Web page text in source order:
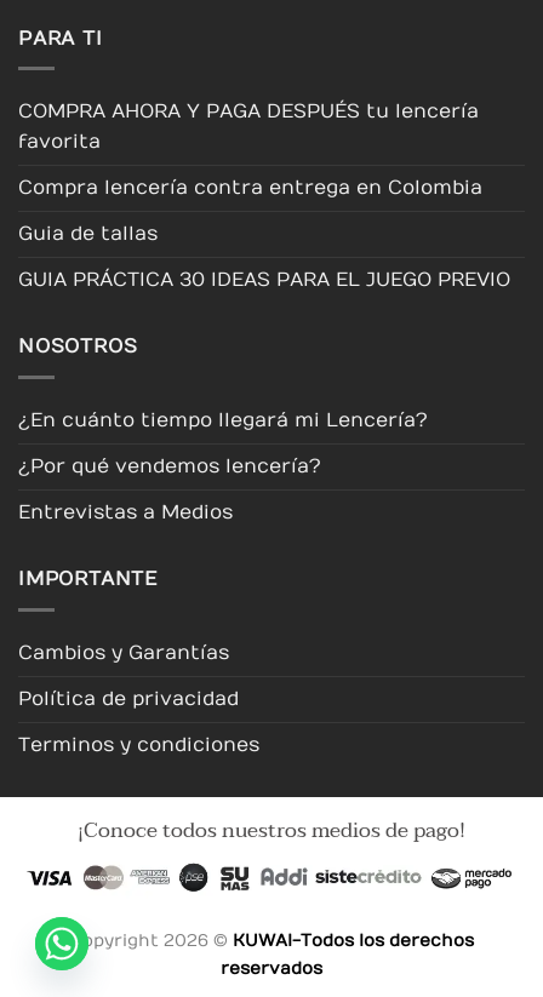
PARA TI
COMPRA AHORA Y PAGA DESPUÉS tu lencería
favorita
Compra lencería contra entrega en Colombia
Guia de tallas
GUIA PRÁCTICA 30 IDEAS PARA EL JUEGO PREVIO
NOSOTROS
¿En cuánto tiempo llegará mi Lencería?
¿Por qué vendemos lencería?
Entrevistas a Medios
IMPORTANTE
Cambios y Garantías
Política de privacidad
Terminos y condiciones
¡Conoce todos nuestros medios de pago!
Copyright 2026 © KUWAI-Todos los derechos
reservados